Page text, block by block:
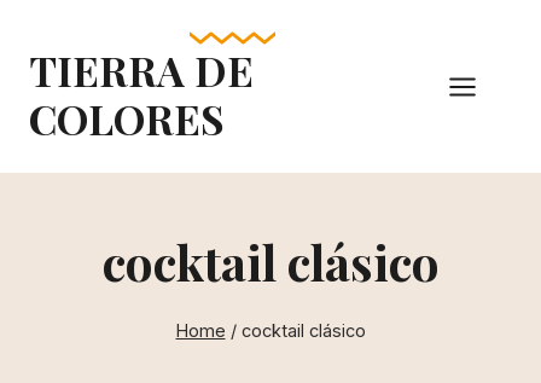
content
TIERRA DE
COLORES
cocktail clásico
Home / cocktail clásico